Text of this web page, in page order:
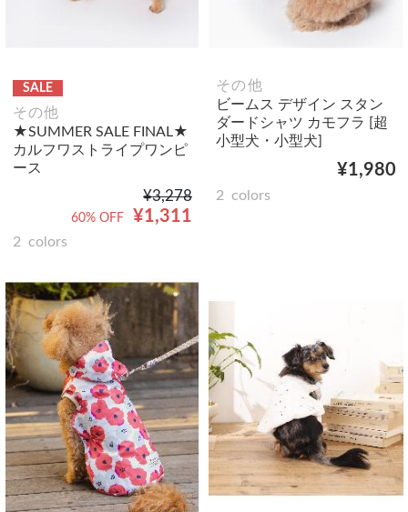
SALE
その他
★SUMMER SALE FINAL★
カルフワストライプワンピ
ース
¥3,278
¥1,311
60% OFF
2 colors
その他
ビームス デザイン スタン
ダードシャツ カモフラ [超
小型犬・小型犬]
¥1,980
2 colors